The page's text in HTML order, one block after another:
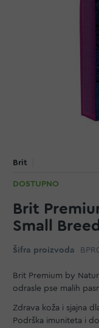
Brit
DOSTUPNO
Brit
Small
Šifra proizvoda
Brit Premium by
odrasle pse malih
Zdrava koža i sjajna
Podrška imuniteta i